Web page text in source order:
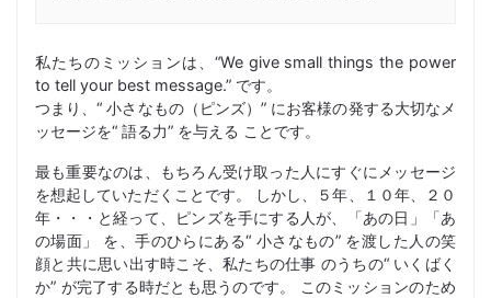
私たちのミッションは、“We give small things the power
to tell your best message.” です。
つまり、“ 小さなもの（ピンズ）” にお客様の発する大切なメ
ッセージを“ 語る力” を与える ことです。
最も重要なのは、もちろん受け取った人にすぐにメッセージ
を想起していただくことです。 しかし、５年、１０年、２０
年・・・と経って、ピンズを手にする人が、「あの日」「あ
の場面」 を、手のひらにある“ 小さなもの” を渡した人の笑
顔と共に思い出す時こそ、私たちの仕事 のうちの“ いくばく
か” が完了する時だとも思うのです。 このミッションのため